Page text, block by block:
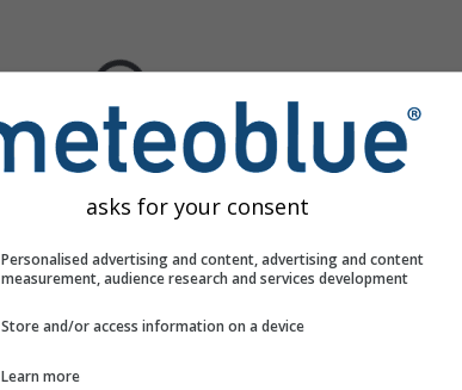
asks for your consent
Personalised advertising and content, advertising and content
measurement, audience research and services development
Store and/or access information on a device
Learn more